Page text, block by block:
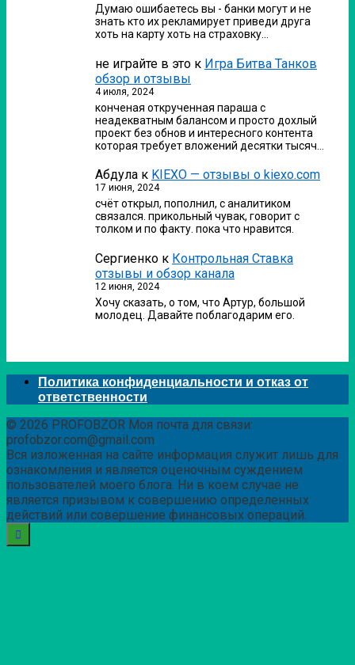
Думаю ошибаетесь вы - банки могут и не
знать кто их рекламирует приведи друга
хоть на карту хоть на страховку…
не играйте в это к Игра Битва Танков
обзор и отзывы
4 июля, 2024
конченая открученная параша с
неадекватным балансом и просто дохлый
проект без обнов и интересного контента
которая требует вложений десятки тысяч…
Абдула к KIEXO — отзывы о kiexo.com
17 июня, 2024
счёт открыл, пополнил, с аналитиком
связался. прикольный чувак, говорит с
толком и по факту. пока что нравится.
Сергиенко к Контрольная Ставка
отзывы и обзор канала
12 июня, 2024
Хочу сказать, о том, что Артур, большой
молодец. Давайте поблагодарим его.
Политика конфиденциальности и отказ от
ответственности
© 2026 PROFOBZOR Моя почта для связи:
profobzor.com@gmail.com
Вся изложенная на сайте информация служит лишь для
ознакомления и является оценочным суждением
пользователей моего блога. Ни в коем случае не
является призывом к совершению определенных
действий или совершение финансовых операций.